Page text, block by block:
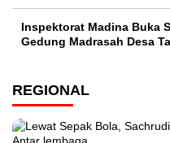
Inspektorat Madina Buka
Gedung Madrasah Desa
REGIONAL